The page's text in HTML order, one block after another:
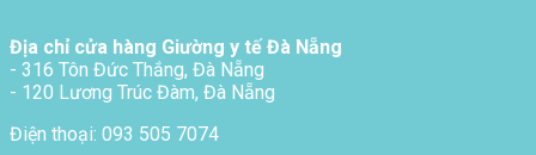
Địa chỉ cửa hàng Giường y tế Đà Nẵng
- 316 Tôn Đức Thắng, Đà Nẵng
- 120 Lương Trúc Đàm, Đà Nẵng
Điện thoại: 093 505 7074